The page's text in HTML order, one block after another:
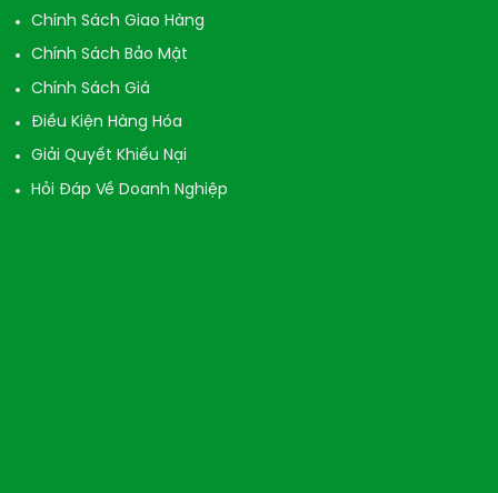
Chính Sách Giao Hàng
Chính Sách Bảo Mật
Chính Sách Giá
Điều Kiện Hàng Hóa
Giải Quyết Khiếu Nại
Hỏi Đáp Về Doanh Nghiệp